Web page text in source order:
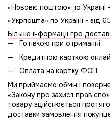
«Нововю поштою» по Україні
«Укрпошта» по Україні - від
Більше інформації про
Готівкою при отриманні
Кредитною карткою
Оплата на картку ФОП
Ми приймаємо обмін і
«Закону про захист прав
товару здійснюється
доставки замовлення